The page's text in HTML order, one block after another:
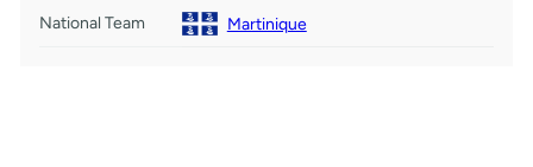
National Team Martinique